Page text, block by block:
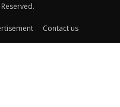
Contact us